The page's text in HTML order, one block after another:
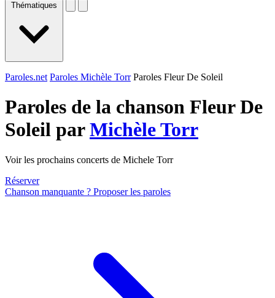
Thématiques
Paroles.net Paroles Michèle Torr Paroles Fleur De Soleil
Paroles de la chanson Fleur De
Soleil parMichèle Torr
Voir les prochains concerts de Michele Torr
Réserver
Chanson manquante ? Proposer les paroles